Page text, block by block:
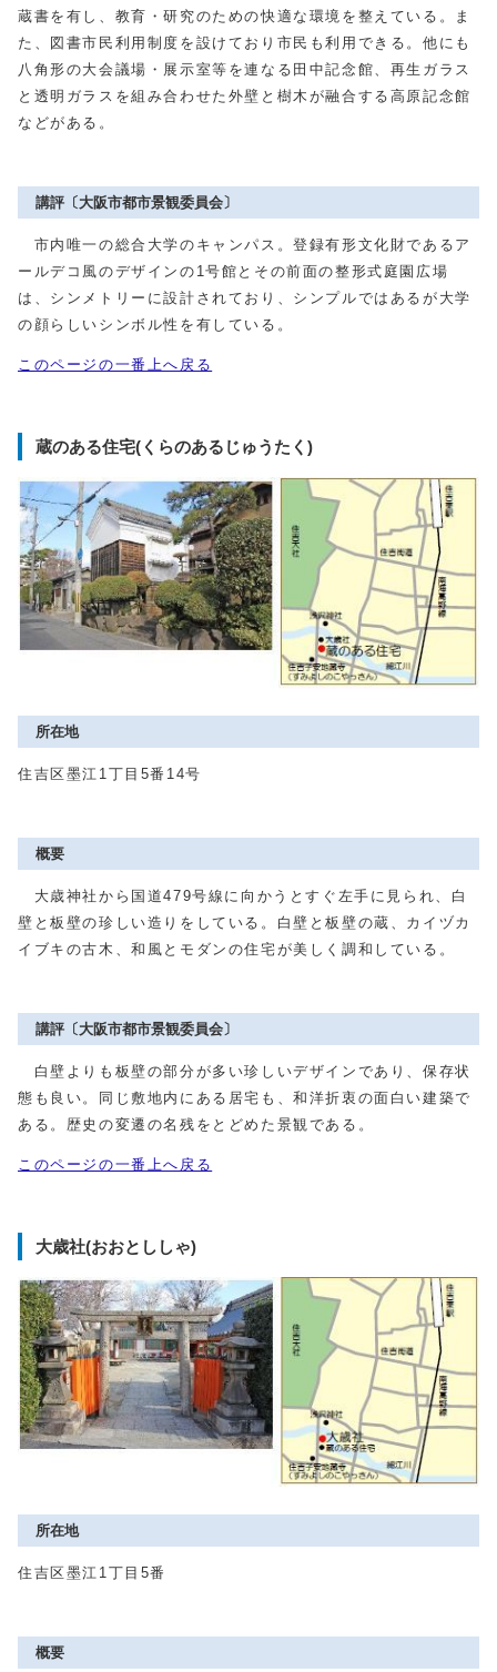
蔵書を有し、教育・研究のための快適な環境を整えている。ま
た、図書市民利用制度を設けており市民も利用できる。他にも
八角形の大会議場・展示室等を連なる田中記念館、再生ガラス
と透明ガラスを組み合わせた外壁と樹木が融合する高原記念館
などがある。
講評〔大阪市都市景観委員会〕
市内唯一の総合大学のキャンパス。登録有形文化財であるア
ールデコ風のデザインの1号館とその前面の整形式庭園広場
は、シンメトリーに設計されており、シンプルではあるが大学
の顔らしいシンボル性を有している。
このページの一番上へ戻る
蔵のある住宅(くらのあるじゅうたく)
所在地
住吉区墨江1丁目5番14号
概要
大歳神社から国道479号線に向かうとすぐ左手に見られ、白
壁と板壁の珍しい造りをしている。白壁と板壁の蔵、カイヅカ
イブキの古木、和風とモダンの住宅が美しく調和している。
講評〔大阪市都市景観委員会〕
白壁よりも板壁の部分が多い珍しいデザインであり、保存状
態も良い。同じ敷地内にある居宅も、和洋折衷の面白い建築で
ある。歴史の変遷の名残をとどめた景観である。
このページの一番上へ戻る
大歳社(おおとししゃ)
所在地
住吉区墨江1丁目5番
概要